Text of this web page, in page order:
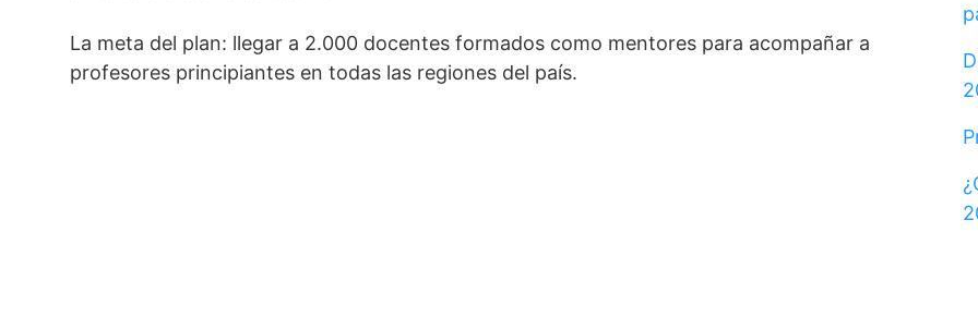
La meta del plan: llegar a 2.000 docentes formados como mentores para acompañar a
profesores principiantes en todas las regiones del país.